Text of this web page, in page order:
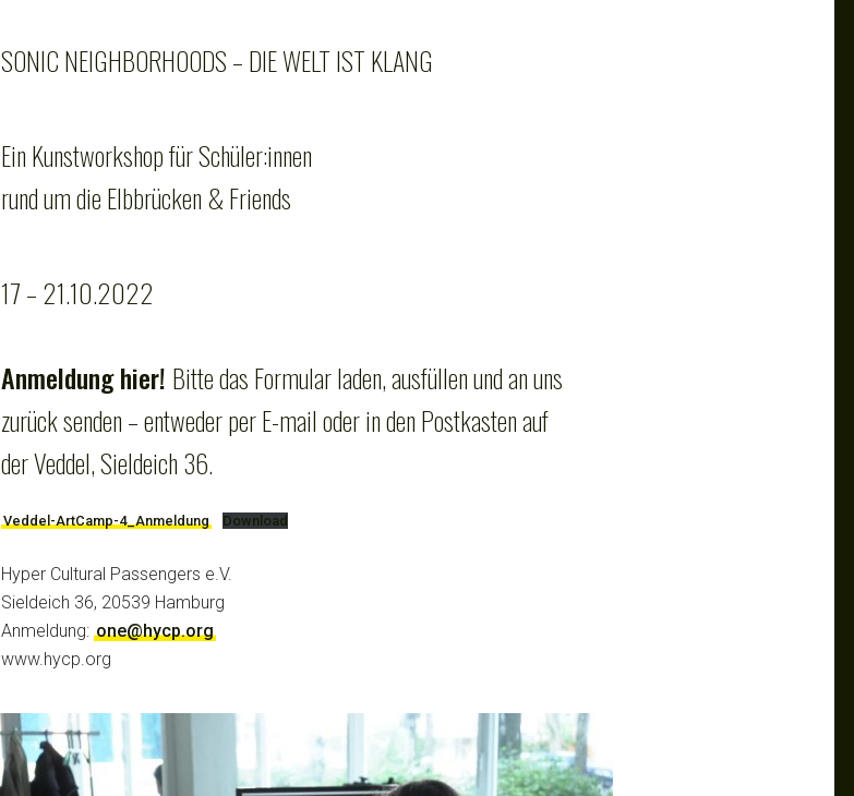
SONIC NEIGHBORHOODS – DIE WELT IST KLANG
Ein Kunstworkshop für Schüler:innen
rund um die Elbbrücken & Friends
17 – 21.10.2022
Anmeldung hier! Bitte das Formular laden, ausfüllen und an uns
zurück senden – entweder per E-mail oder in den Postkasten auf
der Veddel, Sieldeich 36.
Veddel-ArtCamp-4_Anmeldung Download
Hyper Cultural Passengers e.V.
Sieldeich 36, 20539 Hamburg
Anmeldung: one@hycp.org
www.hycp.org